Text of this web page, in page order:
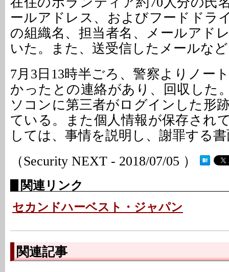
ールアドレス、およびフードドラ
の組織名、担当者名、メールアド
いた。また、送受信したメールな
7月3日13時半ごろ、警察よりノー
かったとの連絡があり、回収した
ソコンに第三者がログインした形
ている。また個人情報が保存され
しては、事情を説明し、謝罪する
（Security NEXT - 2018/07/05 ）
関連リンク
セカンドハーベスト・ジャパン
関連記事